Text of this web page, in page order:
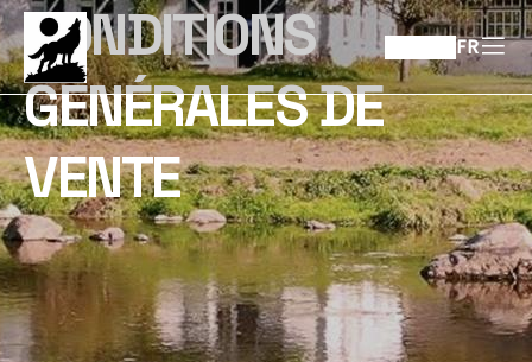
FR
CONDITIONS
GÉNÉRALES DE
VENTE